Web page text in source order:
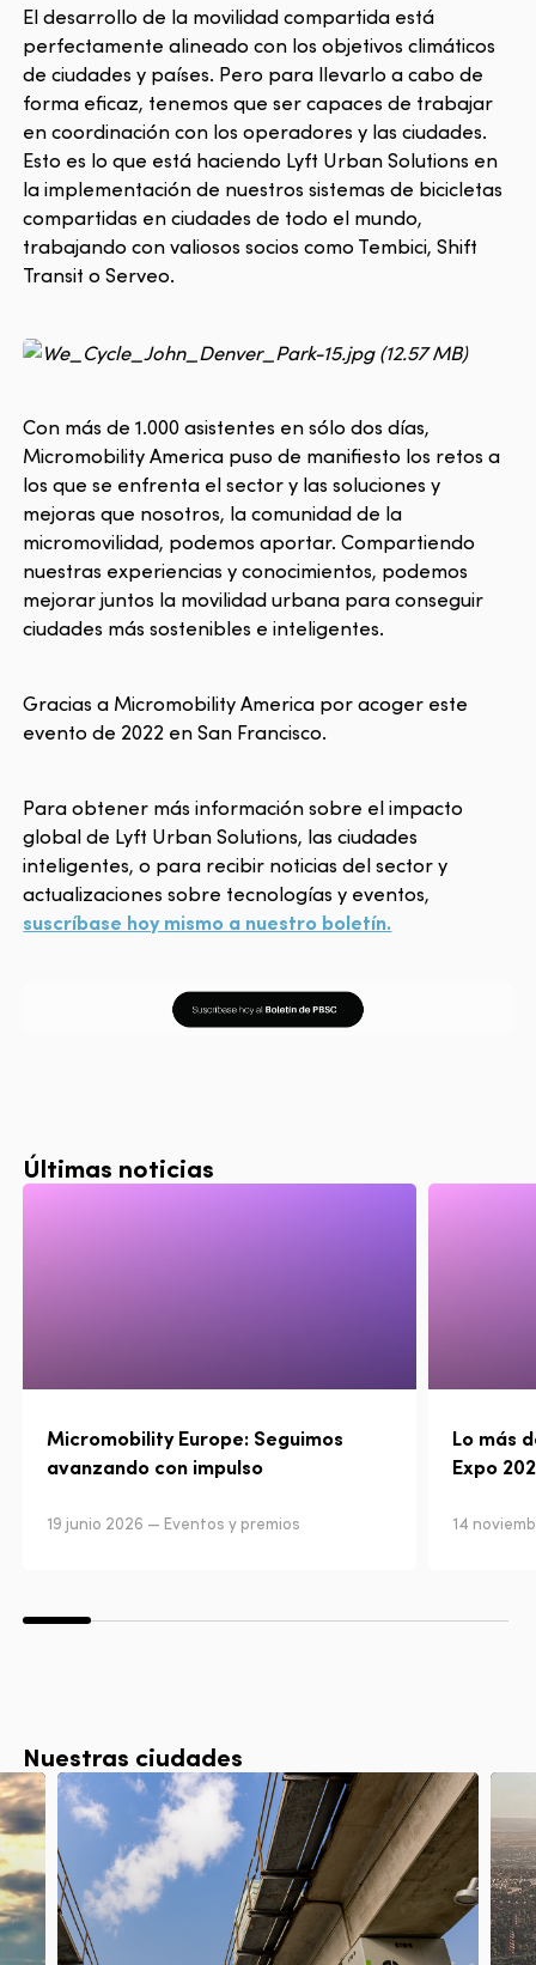
El desarrollo de la movilidad compartida está
perfectamente alineado con los objetivos climáticos
de ciudades y países. Pero para llevarlo a cabo de
forma eficaz, tenemos que ser capaces de trabajar
en coordinación con los operadores y las ciudades.
Esto es lo que está haciendo Lyft Urban Solutions en
la implementación de nuestros sistemas de bicicletas
compartidas en ciudades de todo el mundo,
trabajando con valiosos socios como Tembici, Shift
Transit o Serveo.
Con más de 1.000 asistentes en sólo dos días,
Micromobility America puso de manifiesto los retos a
los que se enfrenta el sector y las soluciones y
mejoras que nosotros, la comunidad de la
micromovilidad, podemos aportar. Compartiendo
nuestras experiencias y conocimientos, podemos
mejorar juntos la movilidad urbana para conseguir
ciudades más sostenibles e inteligentes.
Gracias a Micromobility America por acoger este
evento de 2022 en San Francisco.
Para obtener más información sobre el impacto
global de Lyft Urban Solutions, las ciudades
inteligentes, o para recibir noticias del sector y
actualizaciones sobre tecnologías y eventos,
suscríbase hoy mismo a nuestro boletín.
Últimas noticias
Micromobility Europe: Seguimos
avanzando con impulso
19 junio 2026 — Eventos y premios
Lo más
Expo
14
Nuestras ciudades